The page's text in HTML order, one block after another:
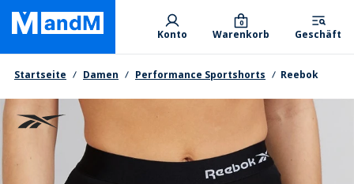
Skip
main
content
Primary departments
Konto Warenkorb
0
Geschäft
Brotkrumen
Startseite Damen Performance Sportshorts Reebok